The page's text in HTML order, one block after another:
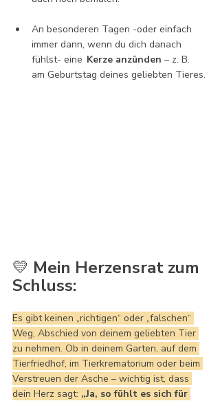
An besonderen Tagen -oder einfach
immer dann, wenn du dich danach
Kerze anzünden – z. B.
am Geburtstag deines geliebten Tieres.
💛 Mein Herzensrat zum
Schluss:
Es gibt keinen „richtigen“ oder „falschen“
Weg, Abschied von deinem geliebten Tier
zu nehmen. Ob in deinem Garten, auf dem
Tierfriedhof, im Tierkrematorium oder beim
Verstreuen der Asche – wichtig ist, dass
dein Herz sagt: „Ja, so fühlt es sich für